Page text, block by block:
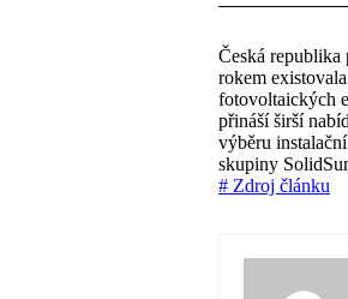
Česká republika
rokem
fotovoltaických
přináší širší
výběru
skupiny
# Zdroj článku